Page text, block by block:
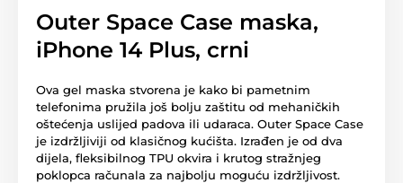
Outer Space Case maska,
iPhone 14 Plus, crni
Ova gel maska stvorena je kako bi pametnim
telefonima pružila još bolju zaštitu od mehaničkih
oštećenja uslijed padova ili udaraca. Outer Space Case
je izdržljiviji od klasičnog kućišta. Izrađen je od dva
dijela, fleksibilnog TPU okvira i krutog stražnjeg
poklopca računala za najbolju moguću izdržljivost.